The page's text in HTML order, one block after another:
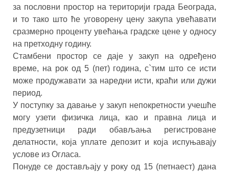
за пословни простор на територији града Београда,
и то тако што ће уговорену цену закупа увећавати
сразмерно проценту увећања градске цене у односу
на претходну годину.
Стамбени простор се даје у закуп на одређено
време, на рок од 5 (пет) година, с`тим што се исти
може продужавати за наредни исти, краћи или дужи
период.
У поступку за давање у закуп непокретности учешће
могу узети физичка лица, као и правна лица и
предузетници ради обављања регистроване
делатности, која уплате депозит и која испуњавају
услове из Огласа.
Понуде се достављају у року од 15 (петнаест) дана